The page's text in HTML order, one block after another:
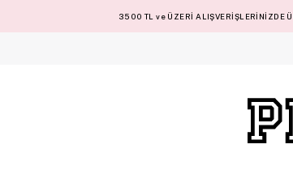
3500 TL ve ÜZERİ ALIŞVERİŞLERİNİZDE